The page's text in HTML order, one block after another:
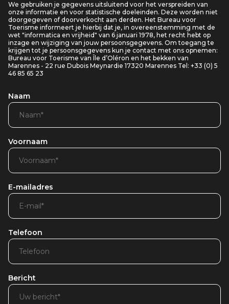
We gebruiken je gegevens uitsluitend voor het verspreiden van
onze informatie en voor statistische doeleinden. Deze worden niet
doorgegeven of doorverkocht aan derden. Het Bureau voor
Toerisme informeert je hierbij dat je, in overeenstemming met de
wet "informatica en vrijheid" van 6 januari 1978, het recht hebt op
inzage en wijziging van jouw persoonsgegevens. Om toegang te
krijgen tot je persoonsgegevens kun je contact met ons opnemen:
Bureau voor Toerisme van Île d’Oléron en het bekken van
Marennes - 22 rue Dubois Meynardie 17320 Marennes Tel: +33 (0) 5
46 85 65 23
Naam
Voornaam
E-mailadres
Telefoon
Bericht